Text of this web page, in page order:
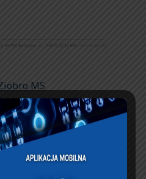
MS
– Przewodniczący